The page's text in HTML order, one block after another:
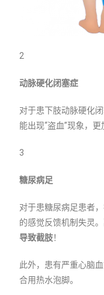
2
动脉硬化闭塞症
对于患下肢动脉硬化
能出现“盗血”现象，更
3
糖尿病足
对于患糖尿病足患者
的感觉反馈机制失灵
导致截肢！
此外，患有严重心脑
合用热水泡脚。